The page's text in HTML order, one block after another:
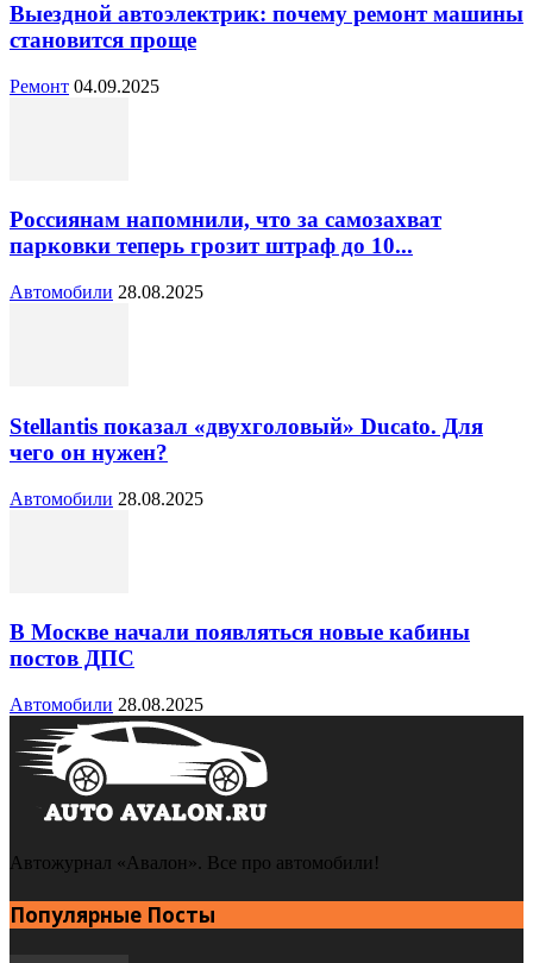
Выездной автоэлектрик: почему ремонт машины
становится проще
Ремонт 04.09.2025
Россиянам напомнили, что за самозахват
парковки теперь грозит штраф до 10...
Автомобили 28.08.2025
Stellantis показал «двухголовый» Ducato. Для
чего он нужен?
Автомобили 28.08.2025
В Москве начали появляться новые кабины
постов ДПС
Автомобили 28.08.2025
Автожурнал «Авалон». Все про автомобили!
Популярные Посты